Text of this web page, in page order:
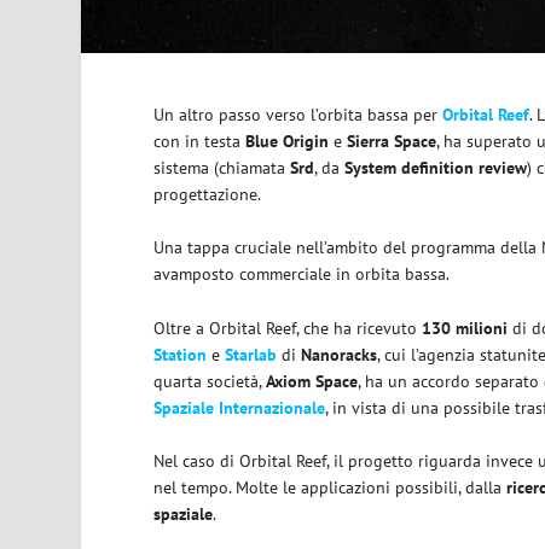
Un altro passo verso l’orbita bassa perOrbital Reef.
con in testaBlue Origin eSierra Space, ha superato
sistema (chiamataSrd, daSystem definition review)
progettazione.
Una tappa cruciale nell’ambito del programmadella
avamposto commerciale in orbita bassa.
Oltre a Orbital Reef, che ha ricevuto 130 milioni di
Station eStarlab diNanoracks, cui l’agenzia
quarta società,Axiom Space, ha un accordo
Spaziale Internazionale, in vista di una possibile
Nel caso di Orbital Reef, il progetto riguarda invece
nel tempo. Molte le applicazioni possibili, dalla
spaziale.